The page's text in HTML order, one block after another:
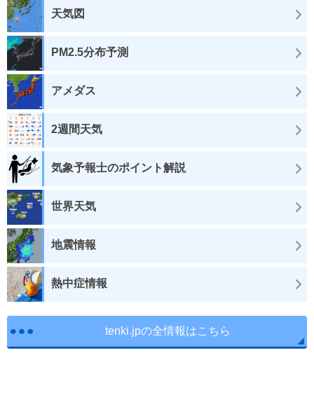
天気図
PM2.5分布予測
アメダス
2週間天気
気象予報士のポイント解説
世界天気
地震情報
熱中症情報
tenki.jpの全情報はこちら